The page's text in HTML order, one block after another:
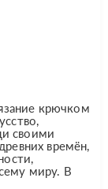
крючком
своими
времён,
миру. В